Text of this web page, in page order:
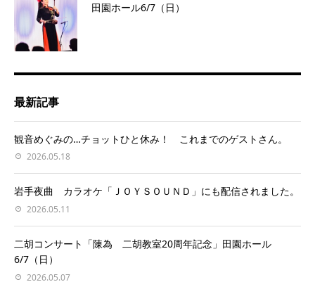
田園ホール6/7（日）
最新記事
観音めぐみの…チョットひと休み！ これまでのゲストさん。
2026.05.18
岩手夜曲 カラオケ「ＪＯＹＳＯＵＮＤ」にも配信されました。
2026.05.11
二胡コンサート「陳為 二胡教室20周年記念」田園ホール
6/7（日）
2026.05.07